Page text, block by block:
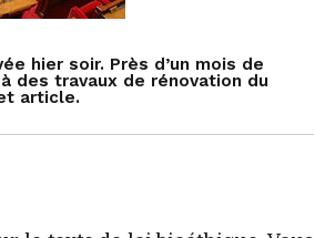
hier soir. Près d’un mois de
des travaux de rénovation du
article.